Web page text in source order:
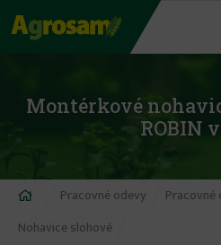
Jump
to
Montérkové
ROBIN
Nachádzate
sa
Pracovné odevy
Pracovné
Nohavice slohové